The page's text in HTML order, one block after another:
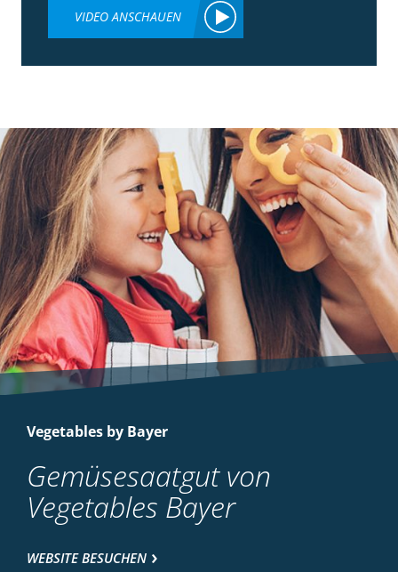
VIDEO ANSCHAUEN
Vegetables by Bayer
Gemüsesaatgut von
Vegetables Bayer
WEBSITE BESUCHEN